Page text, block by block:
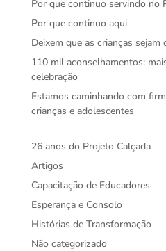
Por que continuo servindo no
Por que continuo aqui
Deixem que as crianças sejam
110 mil aconselhamentos:
celebração
Estamos caminhando com
crianças e adolescentes
26 anos do Projeto Calçada
Artigos
Capacitação de Educadores
Esperança e Consolo
Histórias de Transformação
Não categorizado